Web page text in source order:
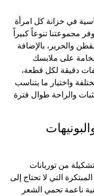
في خزانة كل امرأة
مجموعتنا تنوعاً كبيراً
والحرير، بالإضافة
على ملابسك
دقيقة لكل قطعة،
واختيار ما يتناسب
والراحة طوال فترة
من توربانات
التي لا تحتاج إلى
ناعمة تحمي الشعر